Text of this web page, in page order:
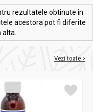
rezultatele obtinute in
acestora pot fi diferite
Vezi toate >